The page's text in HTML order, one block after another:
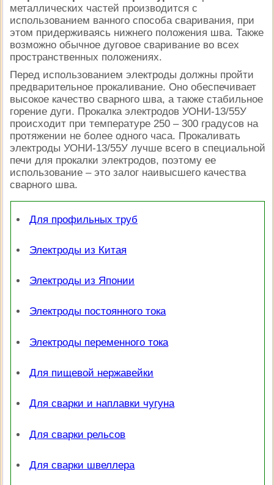
металлических частей производится с
использованием ванного способа сваривания, при
этом придерживаясь нижнего положения шва. Также
возможно обычное дуговое сваривание во всех
пространственных положениях.
Перед использованием электроды должны пройти
предварительное прокаливание. Оно обеспечивает
высокое качество сварного шва, а также стабильное
горение дуги. Прокалка электродов УОНИ-13/55У
происходит при температуре 250 – 300 градусов на
протяжении не более одного часа. Прокаливать
электроды УОНИ-13/55У лучше всего в специальной
печи для прокалки электродов, поэтому ее
использование – это залог наивысшего качества
сварного шва.
Для профильных труб
Электроды из Китая
Электроды из Японии
Электроды постоянного тока
Электроды переменного тока
Для пищевой нержавейки
Для сварки и наплавки чугуна
Для сварки рельсов
Для сварки швеллера